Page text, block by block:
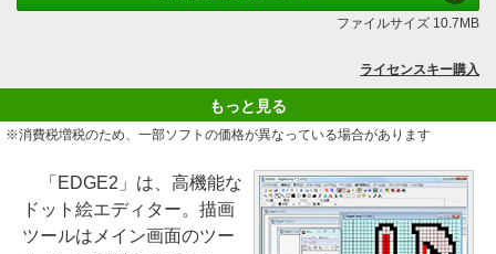
ファイルサイズ 10.7MB
ライセンスキー購入
もっと見る
※消費税増税のため、一部ソフトの価格が異なっている場合があります
「EDGE2」は、高機能な
ドット絵エディター。描画
ツールはメイン画面のツー